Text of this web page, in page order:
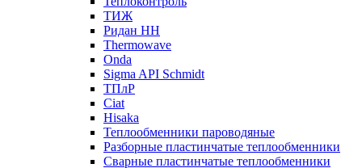
ТИЖ
Ридан НН
Thermowave
Onda
Sigma API Schmidt
ТПлР
Ciat
Hisaka
Теплообменники пароводяные
Разборные пластинчатые теплообменники
Сварные пластинчатые теплообменники